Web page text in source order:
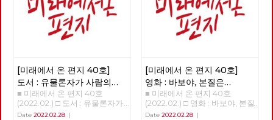
[미래에서 온 편지 40호]
도서 : 유물론자가 사람의
마음을 이해해야 하는 이유
■ 미래에서 온 편지 40호
(2022.02.) □ 도서 : 유물론자가
사람의 마음을 이해해야 하는 이
Date 2022.02.28 |
[미래에서 온 편지 40호]
영화 : 바보야, 본질은
'사랑'이야! - 매트릭스 :
리저렉션
■ 미래에서 온 편지 40호
(2022.02.) □ 영화 : 바보야, 본질
은 '사랑'이야! - 매트릭스 : 리저
Date 2022.02.28|